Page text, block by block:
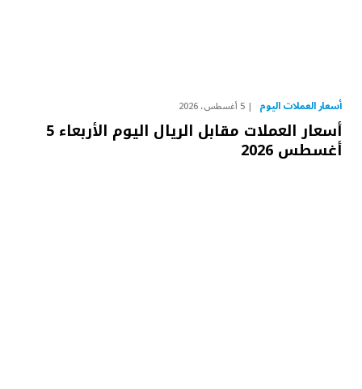
أسعار العملات اليوم 5 أغسطس، 2026
أسعار العملات مقابل الريال اليوم الأربعاء 5
أغسطس 2026